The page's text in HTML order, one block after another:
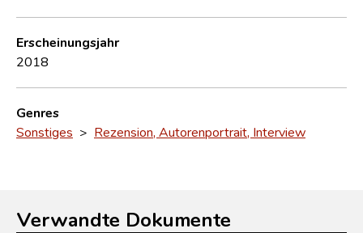
Erscheinungsjahr
2018
Genres
Sonstiges > Rezension, Autorenportrait, Interview
Verwandte Dokumente